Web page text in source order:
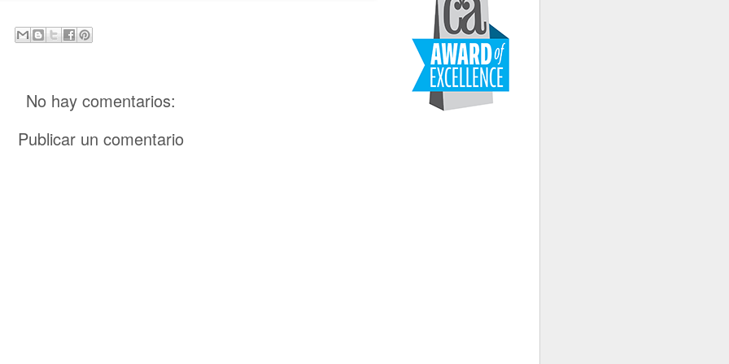
No hay comentarios:
Publicar un comentario